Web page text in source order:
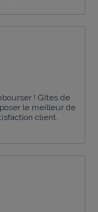
! Gîtes de
le meilleur de
client.